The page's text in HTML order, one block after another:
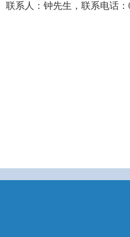
联系人：钟先生，联系电话：